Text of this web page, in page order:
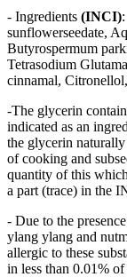
- Ingredients (INCI)
sunflowerseedate,
Butyrospermum
Tetrasodium
cinnamal,
-The glycerin
indicated as an
the glycerin
of cooking and
quantity of this
a part (trace) in the
- Due to the
ylang ylang and
allergic to these
in less than 0.01%